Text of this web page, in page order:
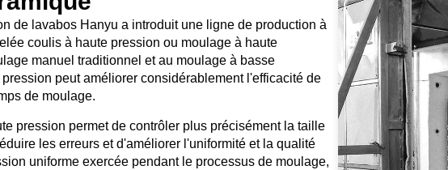
de lavabos Hanyu a introduit une ligne de production à
coulis à haute pression ou moulage à haute
manuel traditionnel et au moulage à basse
peut améliorer considérablement l'efficacité de
de moulage.
pression permet de contrôler plus précisément la taille
les erreurs et d'améliorer l'uniformité et la qualité
uniforme exercée pendant le processus de moulage,